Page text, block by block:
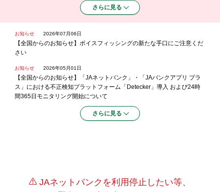
さらに見る
お知らせ 2026年07月06日
【全国からのお知らせ】ボイスフィッシングの新たな手口にご注意くだ
さい
お知らせ 2026年05月01日
【全国からのお知らせ】「JAネットバンク」・「JAバンクアプリ プラ
ス」における不正検知プラットフォーム「Detecker」導入 および24時
間365日モニタリング開始について
さらに見る
JAネットバンクを利用停止したい等、